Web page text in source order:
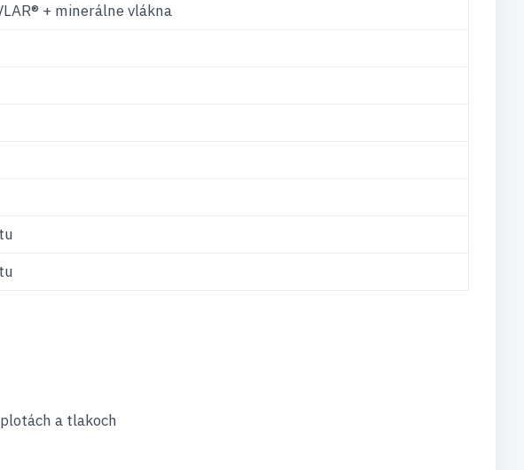
+ minerálne vlákna
a tlakoch